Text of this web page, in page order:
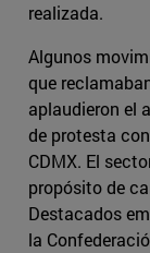
realizada.
Algunos
que
aplaudieron el
de protesta
CDMX. El
propósito de
Destacados
la